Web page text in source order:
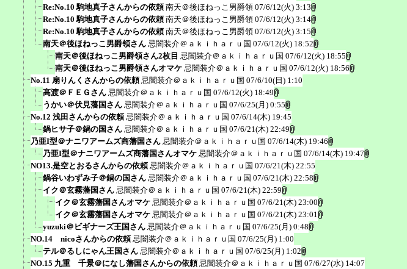
Re:No.10 駒地真子さんからの依頼 南天＠後ほねっこ男爵領 07/6/12(火) 3:13
Re:No.10 駒地真子さんからの依頼 南天＠後ほねっこ男爵領 07/6/12(火) 3:14
Re:No.10 駒地真子さんからの依頼 南天＠後ほねっこ男爵領 07/6/12(火) 3:15
南天＠後ほねっこ男爵領さん 忌闇装介＠ａｋｉｈａｒｕ国 07/6/12(火) 18:52
南天＠後ほねっこ男爵領さん2枚目 忌闇装介＠ａｋｉｈａｒｕ国 07/6/12(火) 18:55
南天＠後ほねっこ男爵領さんオマケ 忌闇装介＠ａｋｉｈａｒｕ国 07/6/12(火) 18:56
No.11 扇りんくさんからの依頼 忌闇装介＠ａｋｉｈａｒｕ国 07/6/10(日) 1:10
高渡＠ＦＥＧさん 忌闇装介＠ａｋｉｈａｒｕ国 07/6/12(火) 18:49
うかい＠伏見藩国さん 忌闇装介＠ａｋｉｈａｒｕ国 07/6/25(月) 0:55
No.12 浅田さんからの依頼 忌闇装介＠ａｋｉｈａｒｕ国 07/6/14(木) 19:45
鍋ヒサ子＠鍋の国さん 忌闇装介＠ａｋｉｈａｒｕ国 07/6/21(木) 22:49
乃亜I型＠ナニワアームズ商藩国さん 忌闇装介＠ａｋｉｈａｒｕ国 07/6/14(木) 19:46
乃亜I型＠ナニワアームズ商藩国さんオマケ 忌闇装介＠ａｋｉｈａｒｕ国 07/6/14(木) 19:47
NO13.是空とおるさんからの依頼 忌闇装介＠ａｋｉｈａｒｕ国 07/6/21(木) 22:55
鍋谷いわずみ子＠鍋の国さん 忌闇装介＠ａｋｉｈａｒｕ国 07/6/21(木) 22:58
イク＠玄霧藩国さん 忌闇装介＠ａｋｉｈａｒｕ国 07/6/21(木) 22:59
イク＠玄霧藩国さんオマケ 忌闇装介＠ａｋｉｈａｒｕ国 07/6/21(木) 23:00
イク＠玄霧藩国さんオマケ 忌闇装介＠ａｋｉｈａｒｕ国 07/6/21(木) 23:01
yuzuki＠ビギナーズ王国さん 忌闇装介＠ａｋｉｈａｒｕ国 07/6/25(月) 0:48
NO.14 nicoさんからの依頼 忌闇装介＠ａｋｉｈａｒｕ国 07/6/25(月) 1:00
テル＠るしにゃん王国さん 忌闇装介＠ａｋｉｈａｒｕ国 07/6/25(月) 1:02
NO.15 九重 千景＠になし藩国さんからの依頼 忌闇装介＠ａｋｉｈａｒｕ国 07/6/27(水) 14:07